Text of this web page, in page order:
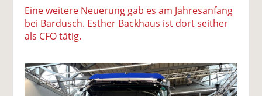
Eine weitere Neuerung gab es am Jahresanfang
bei Bardusch. Esther Backhaus ist dort seither
als CFO tätig.